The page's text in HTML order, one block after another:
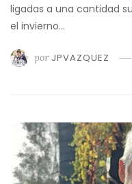
ligadas a una cantidad
el invierno…
por JPVAZQUEZ